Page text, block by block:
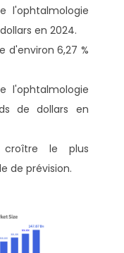
l'ophtalmologie
en 2024.
d'environ 6,27 %
l'ophtalmologie
de dollars en
croître le plus
de prévision.